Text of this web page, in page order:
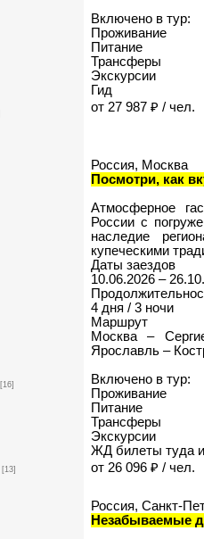
[16]
[13]
Включено в тур:
Проживание
Питание
Трансферы
Экскурсии
Гид
от 27 987 ₽ / чел.
Россия, Москва
Посмотри, как
Атмосферное
России с
наследие
купеческими
Даты заездов
10.06.2026 –
4 дня / 3 ночи
Маршрут
Москва –
Ярославль –
Включено в тур:
Проживание
Питание
Трансферы
Экскурсии
ЖД билеты туда
от 26 096 ₽ / чел.
Россия, Санкт-
Незабываемые